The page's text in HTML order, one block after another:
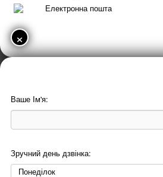
Електронна пошта
×
Ваше Ім'я:
Зручний день дзвінка: